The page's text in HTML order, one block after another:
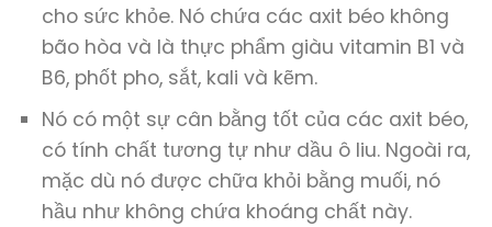
cho sức khỏe. Nó chứa các axit béo không
bão hòa và là thực phẩm giàu vitamin B1 và ​​
B6, phốt pho, sắt, kali và kẽm.
Nó có một sự cân bằng tốt của các axit béo,
có tính chất tương tự như dầu ô liu. Ngoài ra,
mặc dù nó được chữa khỏi bằng muối, nó
hầu như không chứa khoáng chất này.